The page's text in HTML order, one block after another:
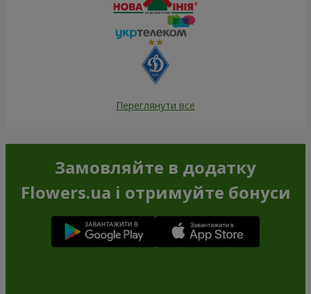
Переглянути все
Замовляйте в додатку
Flowers.ua і отримуйте бонуси